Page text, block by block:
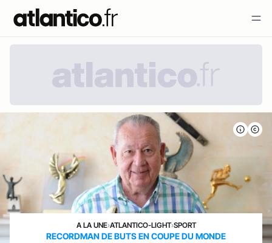
A LA UNE›ATLANTICO-LIGHT›SPORT
RECORDMAN DE BUTS EN COUPE DU MONDE